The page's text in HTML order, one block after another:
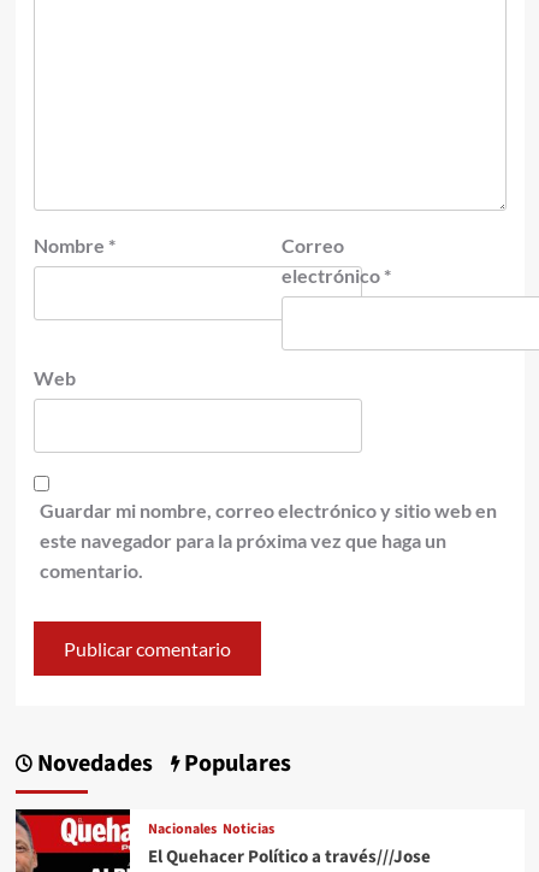
Nombre *
Correo
electrónico *
Web
Guardar mi nombre, correo electrónico y sitio web en
este navegador para la próxima vez que haga un
comentario.
Novedades Populares
Nacionales Noticias
El Quehacer Político a través///Jose